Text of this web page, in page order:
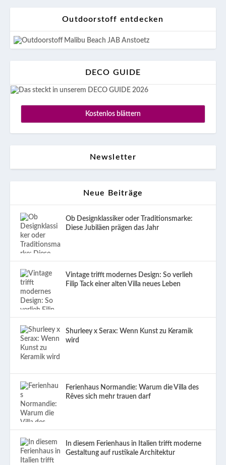
Outdoorstoff entdecken
DECO GUIDE
Kostenlos blättern
Newsletter
Neue Beiträge
Ob Designklassiker oder Traditionsmarke:
Diese Jubiläen prägen das Jahr
Vintage trifft modernes Design: So verlieh
Filip Tack einer alten Villa neues Leben
Shurleey x Serax: Wenn Kunst zu Keramik
wird
Ferienhaus Normandie: Warum die Villa des
Rêves sich mehr trauen darf
In diesem Ferienhaus in Italien trifft moderne
Gestaltung auf rustikale Architektur